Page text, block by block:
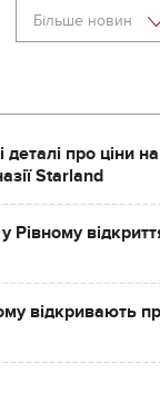
Більше новин
про ціни
Starland
відкриття
відкривають